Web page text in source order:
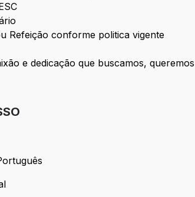
Refeição conforme politica vigente
e dedicação que buscamos,
Português